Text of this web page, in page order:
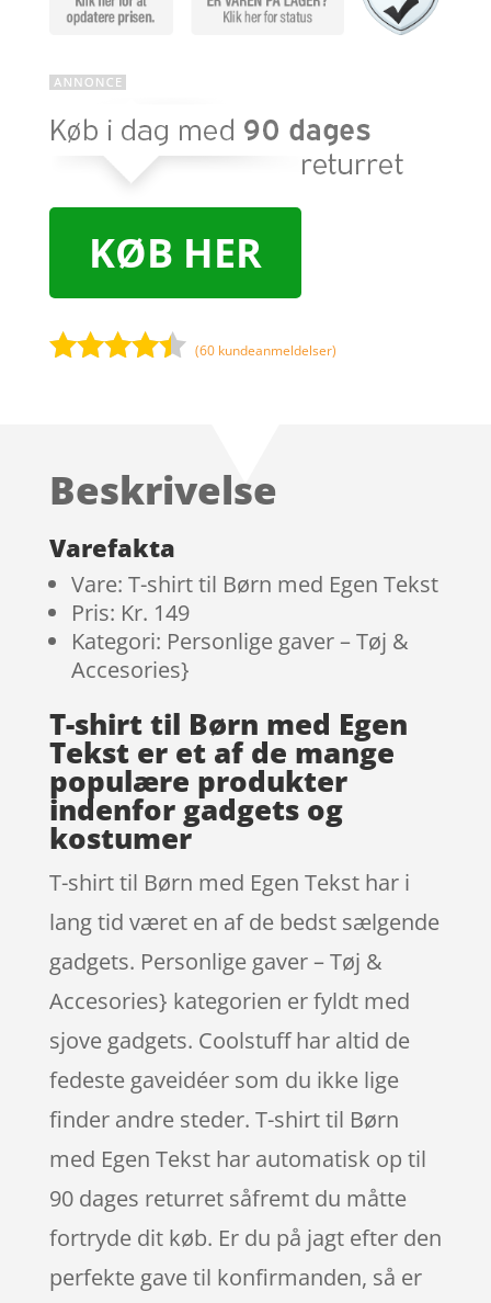
KØB HER
på
mmelser
(60 kundeanmeldelser)
Beskrivelse
Varefakta
Vare: T-shirt til Børn med Egen Tekst
Pris: Kr. 149
Kategori: Personlige gaver – Tøj &
Accesories}
T-shirt til Børn med Egen
Tekst er et af de mange
populære produkter
indenfor gadgets og
kostumer
T-shirt til Børn med Egen Tekst har i
lang tid været en af de bedst sælgende
gadgets. Personlige gaver – Tøj &
Accesories} kategorien er fyldt med
sjove gadgets. Coolstuff har altid de
fedeste gaveidéer som du ikke lige
finder andre steder. T-shirt til Børn
med Egen Tekst har automatisk op til
90 dages returret såfremt du måtte
fortryde dit køb. Er du på jagt efter den
perfekte gave til konfirmanden, så er